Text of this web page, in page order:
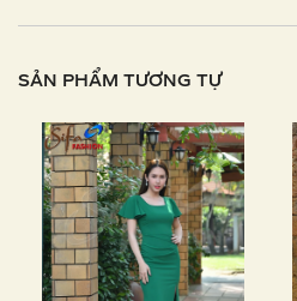
SẢN PHẨM TƯƠNG TỰ